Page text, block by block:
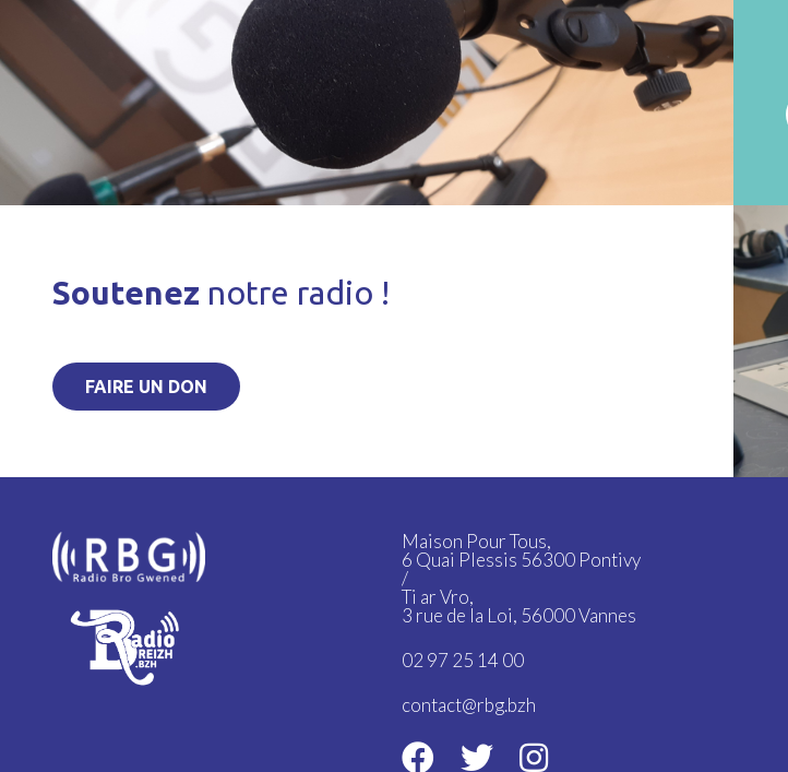
Soutenez notre radio !
FAIRE UN DON
Maison Pour Tous,
6 Quai Plessis 56300 Pontivy
/
Ti ar Vro,
3 rue de la Loi, 56000 Vannes
02 97 25 14 00
contact@rbg.bzh